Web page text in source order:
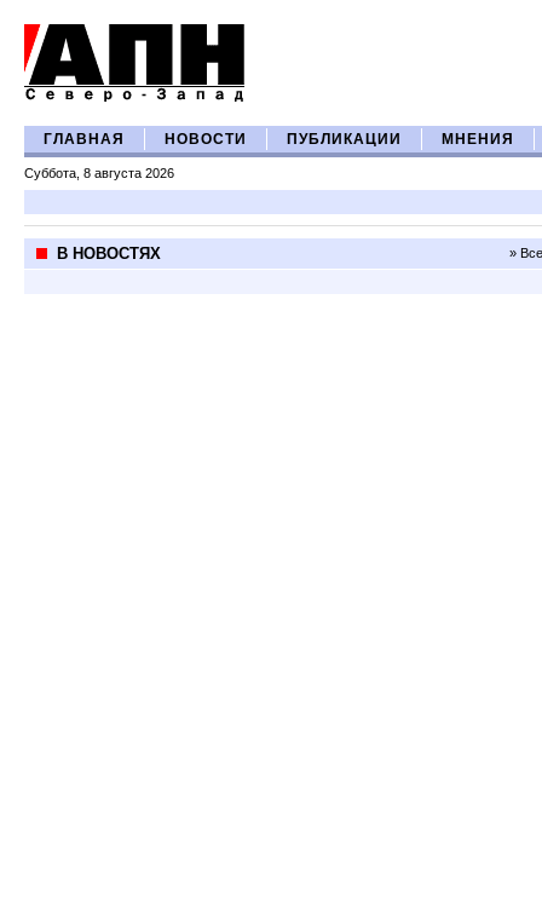
ГЛАВНАЯ НОВОСТИ ПУБЛИКАЦИИ МНЕНИЯ
Суббота, 8 августа 2026
В НОВОСТЯХ »